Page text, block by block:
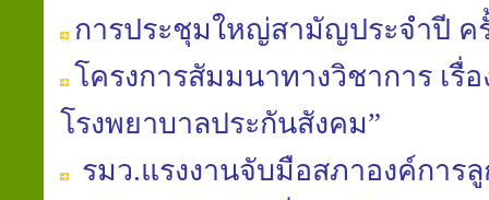
การประชุมใหญ่สามัญประจำปี ค
โครงการสัมมนาทางวิชาการ เรื่
โรงพยาบาลประกันสังคม”
รมว.แรงงานจับมือสภาองค์การ